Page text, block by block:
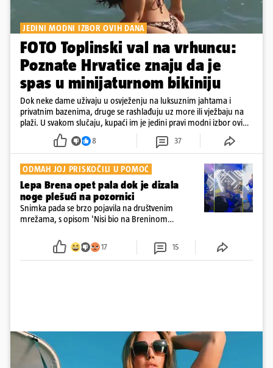
JEDINI MODNI IZBOR OVIH DANA
FOTO Toplinski val na vrhuncu:
Poznate Hrvatice znaju da je
spas u minijaturnom bikiniju
Dok neke dame uživaju u osvježenju na luksuznim jahtama i
privatnim bazenima, druge se rashlađuju uz more ili vježbaju na
plaži. U svakom slučaju, kupaći im je jedini pravi modni izbor ovih
8 37
ODMAH JOJ PRISKOČILI U POMOĆ
Lepa Brena opet pala dok je dizala
noge plešući na pozornici
Snimka pada se brzo pojavila na društvenim
mrežama, s opisom 'Nisi bio na Breninom
Srećom, pjevačica se nije ozlijedila nego je s
osmijehom nastavila pjevati
17 15